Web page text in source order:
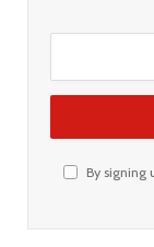
By signing